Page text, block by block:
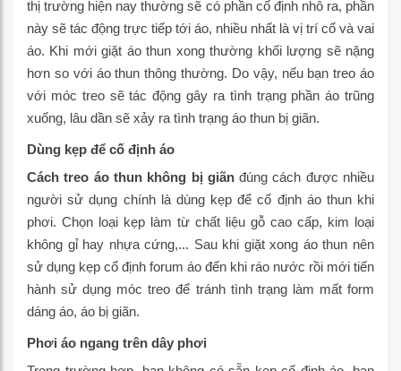
thị trường hiện nay thường sẽ có phần cố định nhô ra, phần
này sẽ tác động trực tiếp tới áo, nhiều nhất là vị trí cổ và vai
áo. Khi mới giặt áo thun xong thường khối lượng sẽ nặng
hơn so với áo thun thông thường. Do vậy, nếu bạn treo áo
với móc treo sẽ tác động gây ra tình trạng phần áo trũng
xuống, lâu dần sẽ xảy ra tình trạng áo thun bị giãn.
Dùng kẹp để cố định áo
Cách treo áo thun không bị giãnđúng cách được nhiều
người sử dụng chính là dùng kẹp để cố định áo thun khi
phơi. Chọn loại kẹp làm từ chất liệu gỗ cao cấp, kim loại
không gỉ hay nhựa cứng,... Sau khi giặt xong áo thun nên
sử dụng kẹp cổ định forum áo đến khi ráo nước rồi mới tiến
hành sử dụng móc treo để tránh tình trạng làm mất form
dáng áo, áo bị giãn.
Phơi áo ngang trên dây phơi